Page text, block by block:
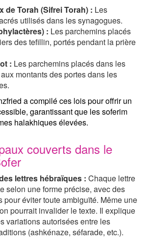
de Torah (Sifrei Torah) : Les
utilisés dans les synagogues.
: Les parchemins placés
des tefillin, portés pendant la prière
: Les parchemins placés dans les
montants des portes dans les
a compilé ces lois pour offrir un
garantissant que les soferim
halakhiques élevées.
couverts dans le
lettres hébraïques : Chaque lettre
selon une forme précise, avec des
pour éviter toute ambiguïté. Même une
pourrait invalider le texte. Il explique
variations autorisées entre les
(ashkénaze, séfarade, etc.).